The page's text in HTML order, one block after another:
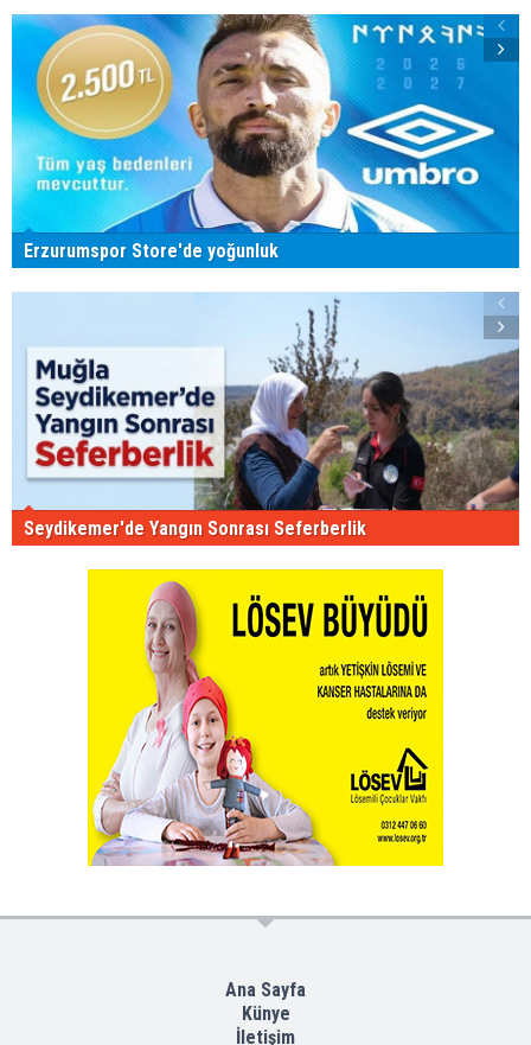
Erzurumspor Store'de yoğunluk
Seydikemer'de Yangın Sonrası Seferberlik
Ana Sayfa
Künye
İletişim